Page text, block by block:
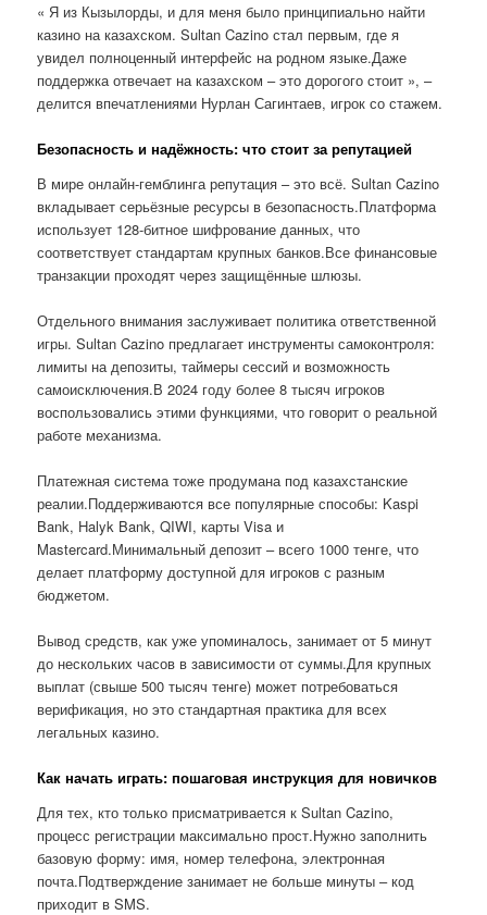
« Я из Кызылорды, и для меня было принципиально найти
казино на казахском. Sultan Cazino стал первым, где я
увидел полноценный интерфейс на родном языке.Даже
поддержка отвечает на казахском – это дорогого стоит », –
делится впечатлениями Нурлан Сагинтаев, игрок со стажем.
Безопасность и надёжность: что стоит за репутацией
В мире онлайн-гемблинга репутация – это всё. Sultan Cazino
вкладывает серьёзные ресурсы в безопасность.Платформа
использует 128-битное шифрование данных, что
соответствует стандартам крупных банков.Все финансовые
транзакции проходят через защищённые шлюзы.
Отдельного внимания заслуживает политика ответственной
игры. Sultan Cazino предлагает инструменты самоконтроля:
лимиты на депозиты, таймеры сессий и возможность
самоисключения.В 2024 году более 8 тысяч игроков
воспользовались этими функциями, что говорит о реальной
работе механизма.
Платежная система тоже продумана под казахстанские
реалии.Поддерживаются все популярные способы: Kaspi
Bank, Halyk Bank, QIWI, карты Visa и
Mastercard.Минимальный депозит – всего 1000 тенге, что
делает платформу доступной для игроков с разным
бюджетом.
Вывод средств, как уже упоминалось, занимает от 5 минут
до нескольких часов в зависимости от суммы.Для крупных
выплат (свыше 500 тысяч тенге) может потребоваться
верификация, но это стандартная практика для всех
легальных казино.
Как начать играть: пошаговая инструкция для новичков
Для тех, кто только присматривается к Sultan Cazino,
процесс регистрации максимально прост.Нужно заполнить
базовую форму: имя, номер телефона, электронная
почта.Подтверждение занимает не больше минуты – код
приходит в SMS.